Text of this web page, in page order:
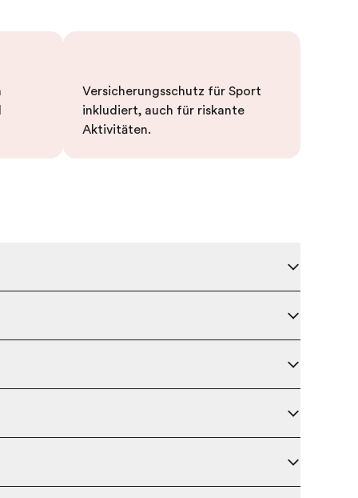
Versicherungsschutz für Sport
inkludiert, auch für riskante
Aktivitäten.